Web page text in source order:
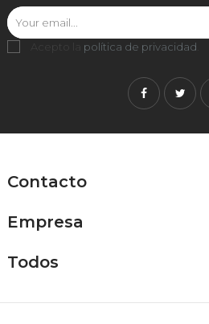
Acepto la política de privacidad
Contacto
Empresa
Todos